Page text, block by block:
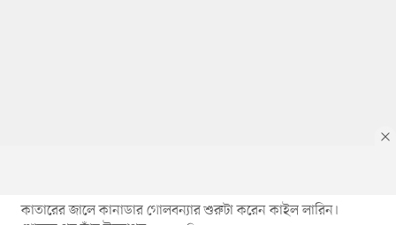
কাতারের জালে কানাডার গোলবন্যার শুরুটা করেন কাইল লারিন।